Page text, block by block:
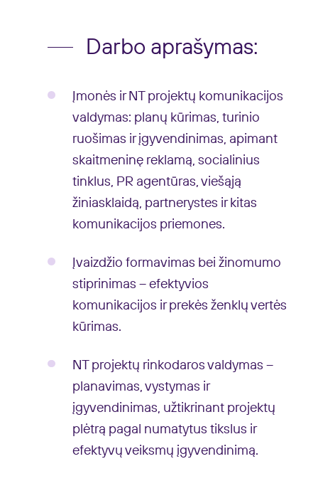
Darbo aprašymas:
Įmonės ir NT projektų komunikacijos
valdymas: planų kūrimas, turinio
ruošimas ir įgyvendinimas, apimant
skaitmeninę reklamą, socialinius
tinklus, PR agentūras, viešąją
žiniasklaidą, partnerystes ir kitas
komunikacijos priemones.
Įvaizdžio formavimas bei žinomumo
stiprinimas – efektyvios
komunikacijos ir prekės ženklų vertės
kūrimas.
NT projektų rinkodaros valdymas –
planavimas, vystymas ir
įgyvendinimas, užtikrinant projektų
plėtrą pagal numatytus tikslus ir
efektyvų veiksmų įgyvendinimą.